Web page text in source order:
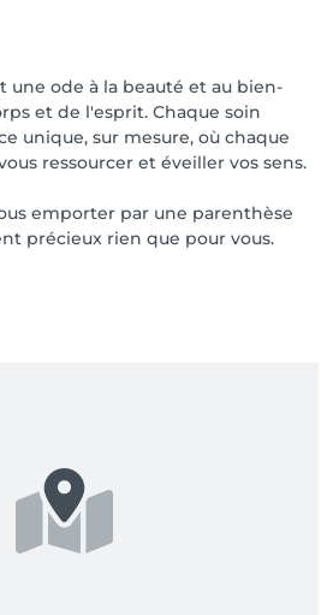
une ode à la beauté et au bien-
et de l'esprit. Chaque soin
unique, sur mesure, où chaque
ressourcer et éveiller vos sens.
emporter par une parenthèse
précieux rien que pour vous.